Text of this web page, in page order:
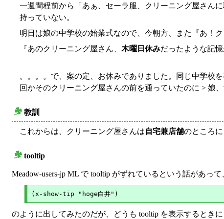
一週間程前から「あぁ、セーラ服、クリーニング屋さん
持っていない。
明日は娘の中学校の始業式なので、今朝方、また『あ！
『あのクリーニング屋さん、 木曜日休みだったような記憶
。。。。で、案の定、お休みでありました。同じ中学校
回かそのクリーニング屋さんの前を通っていたのに > 娘
教訓
これからは、クリーニング屋さんは自宅兼店舗のところに
tooltip
Meadow-users-jp ML で tooltip がずれているという話があっ
のように出してみたのだが、どうも tooltip を表示するとき